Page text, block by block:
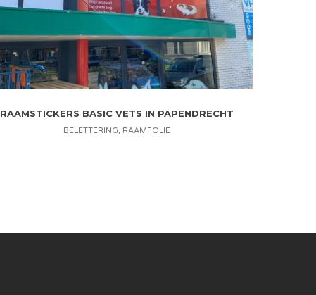
RAAMSTICKERS BASIC VETS IN PAPENDRECHT
BELETTERING, RAAMFOLIE